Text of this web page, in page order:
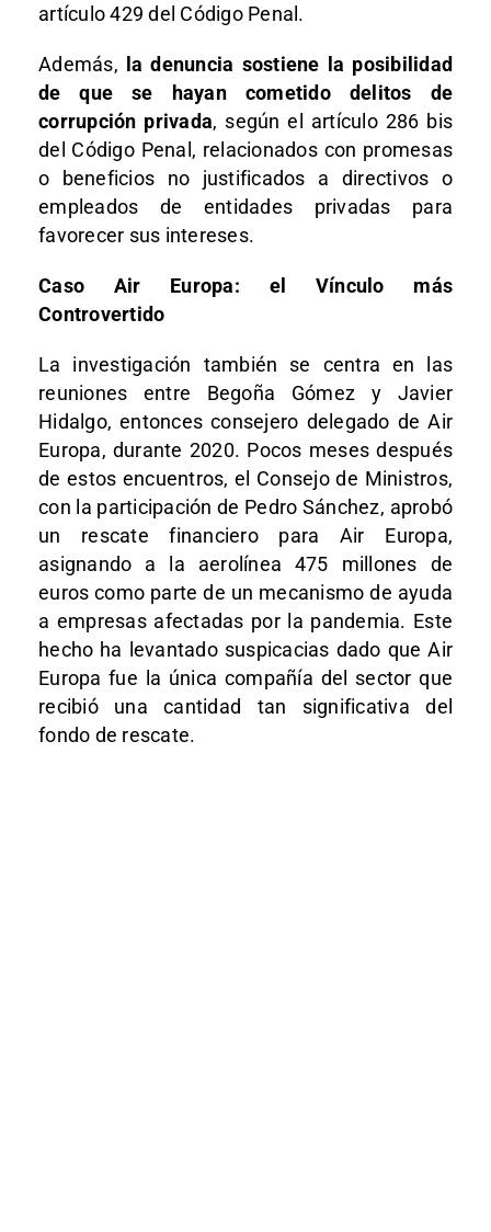
artículo 429 del Código Penal.
Además,
la denuncia sostiene la posibilidad
de que se hayan cometido delitos de
corrupción privada, según el artículo 286 bis
del Código Penal, relacionados con promesas
o beneficios no justificados a directivos o
empleados de entidades privadas para
favorecer sus intereses.
Caso Air Europa: el Vínculo más
Controvertido
La investigación también se centra en las
reuniones entre Begoña Gómez y Javier
Hidalgo, entonces consejero delegado de Air
Europa, durante 2020. Pocos meses después
de estos encuentros, el Consejo de Ministros,
con la participación de Pedro Sánchez, aprobó
un rescate financiero para Air Europa,
asignando a la aerolínea 475 millones de
euros como parte de un mecanismo de ayuda
a empresas afectadas por la pandemia. Este
hecho ha levantado suspicacias dado que Air
Europa fue la única compañía del sector que
recibió una cantidad tan significativa del
fondo de rescate.